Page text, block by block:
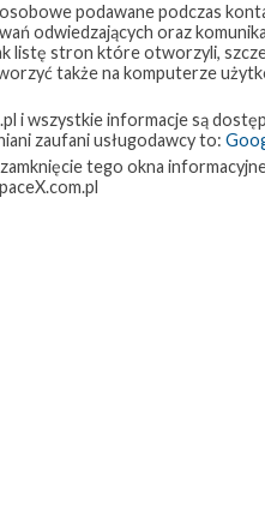
podawane podczas
odwiedzających oraz
listę stron które otworzyli,
także na komputerze
wszystkie informacje są
zaufani usługodawcy to:
tego okna